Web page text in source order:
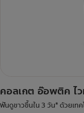
คอลเกต อ๊อพติค ไว
ฟันดูขาวขึ้นใน 3 วัน* ด้วยเท